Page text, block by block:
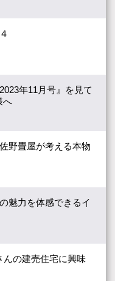
年11月号』を見て
へ
野畳屋が考える本物
魅力を体感できるイ
んの建売住宅に興味